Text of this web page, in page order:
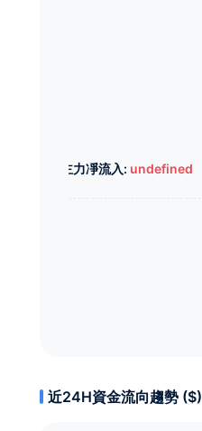
主力凈流入: undefined
近24H資金流向趨勢 ($)